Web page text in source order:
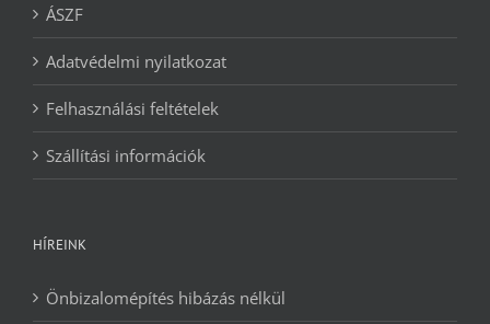
ÁSZF
Adatvédelmi nyilatkozat
Felhasználási feltételek
Szállítási információk
HÍREINK
Önbizalomépítés hibázás nélkül